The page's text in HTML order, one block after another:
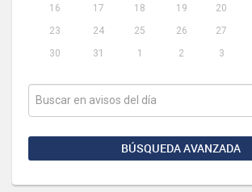
16
17 18 19 20
23
24 25 26 27
30
31 1 2 3
BÚSQUEDA AVANZADA